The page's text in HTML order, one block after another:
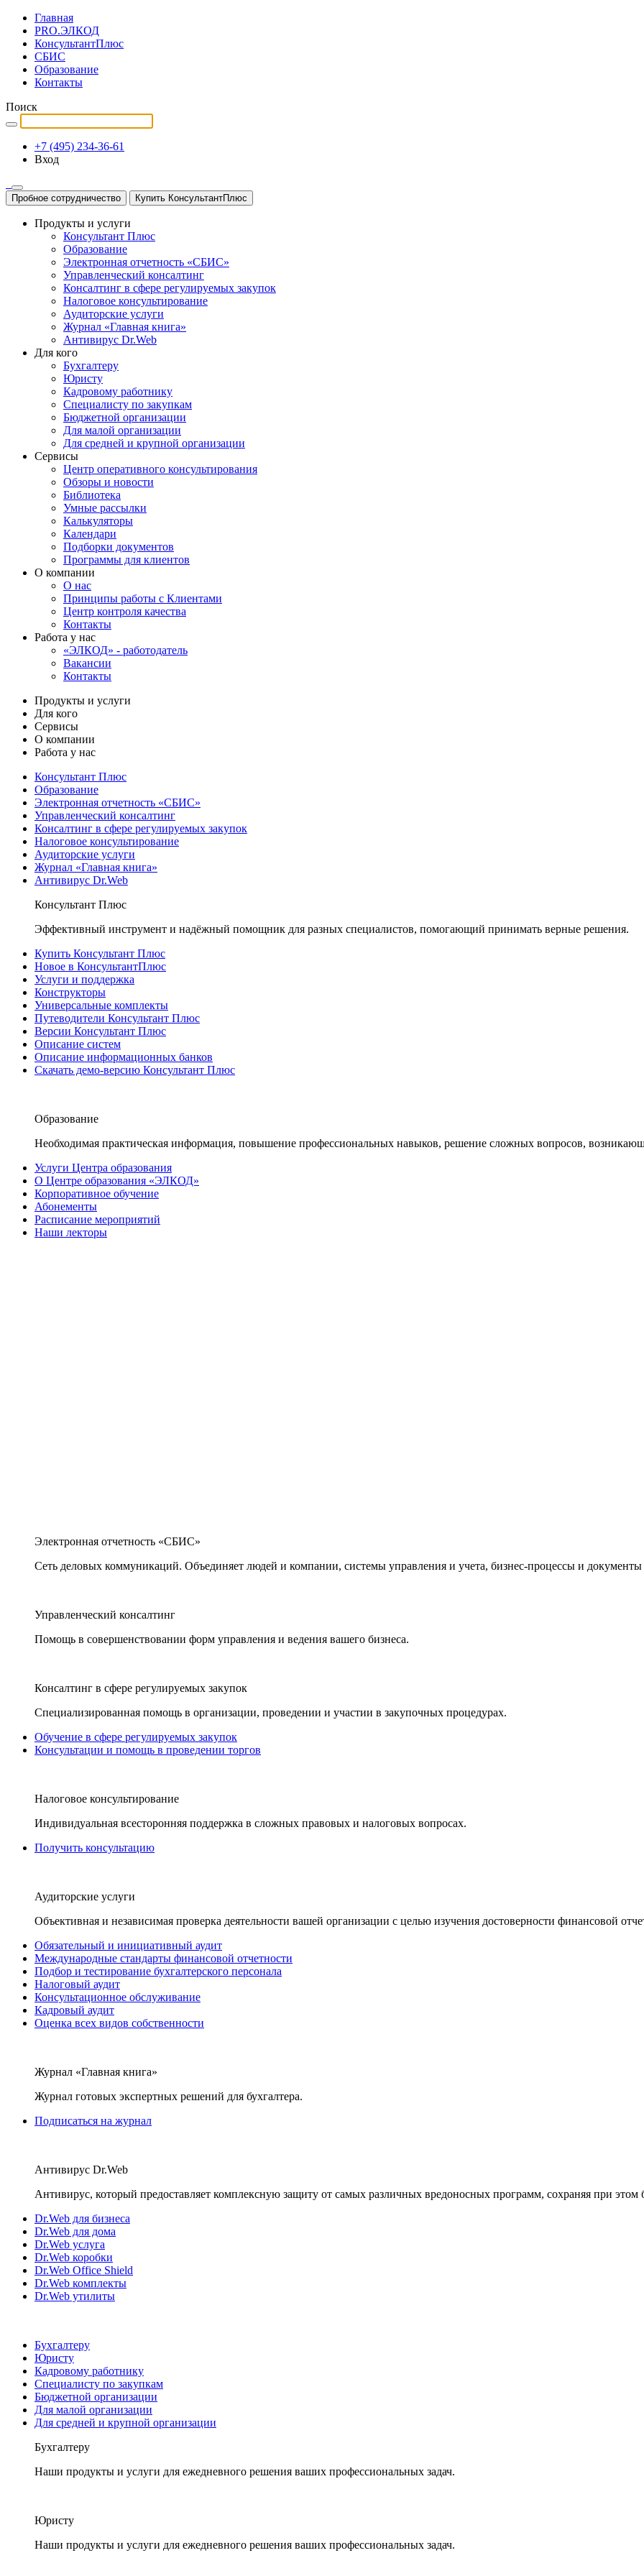
Главная
PRO.ЭЛКОД
КонсультантПлюс
СБИС
Образование
Контакты
Поиск
+7 (495) 234-36-61
Вход
Пробное сотрудничество Купить КонсультантПлюс
Продукты и услуги
Консультант Плюс
Образование
Электронная отчетность «СБИС»
Управленческий консалтинг
Консалтинг в сфере регулируемых закупок
Налоговое консультирование
Аудиторские услуги
Журнал «Главная книга»
Антивирус Dr.Web
Для кого
Бухгалтеру
Юристу
Кадровому работнику
Специалисту по закупкам
Бюджетной организации
Для малой организации
Для средней и крупной организации
Сервисы
Центр оперативного консультирования
Обзоры и новости
Библиотека
Умные рассылки
Калькуляторы
Календари
Подборки документов
Программы для клиентов
О компании
О нас
Принципы работы с Клиентами
Центр контроля качества
Контакты
Работа у нас
«ЭЛКОД» - работодатель
Вакансии
Контакты
Продукты и услуги
Для кого
Сервисы
О компании
Работа у нас
Консультант Плюс
Образование
Электронная отчетность «СБИС»
Управленческий консалтинг
Консалтинг в сфере регулируемых закупок
Налоговое консультирование
Аудиторские услуги
Журнал «Главная книга»
Антивирус Dr.Web
Консультант Плюс
Эффективный инструмент и надёжный помощник для разных специалистов, помогающий принимать верные решения.
Купить Консультант Плюс
Новое в КонсультантПлюс
Услуги и поддержка
Конструкторы
Универсальные комплекты
Путеводители Консультант Плюс
Версии Консультант Плюс
Описание систем
Описание информационных банков
Скачать демо-версию Консультант Плюс
Образование
Необходимая практическая информация, повышение профессиональных навыков, решение сложных вопросов,
Услуги Центра образования
О Центре образования «ЭЛКОД»
Корпоративное обучение
Абонементы
Расписание мероприятий
Наши лекторы
Электронная отчетность «СБИС»
Сеть деловых коммуникаций. Объединяет людей и компании, системы управления и учета, бизнес-процессы и документы
Управленческий консалтинг
Помощь в совершенствовании форм управления и ведения вашего бизнеса.
Консалтинг в сфере регулируемых закупок
Специализированная помощь в организации, проведении и участии в закупочных процедурах.
Обучение в сфере регулируемых закупок
Консультации и помощь в проведении торгов
Налоговое консультирование
Индивидуальная всесторонняя поддержка в сложных правовых и налоговых вопросах.
Получить консультацию
Аудиторские услуги
Объективная и независимая проверка деятельности вашей организации с целью изучения достоверности финансовой
Обязательный и инициативный аудит
Международные стандарты финансовой отчетности
Подбор и тестирование бухгалтерского персонала
Налоговый аудит
Консультационное обслуживание
Кадровый аудит
Оценка всех видов собственности
Журнал «Главная книга»
Журнал готовых экспертных решений для бухгалтера.
Подписаться на журнал
Антивирус Dr.Web
Антивирус, который предоставляет комплексную защиту от самых различных вредоносных программ, сохраняя при этом
Dr.Web для бизнеса
Dr.Web для дома
Dr.Web услуга
Dr.Web коробки
Dr.Web Office Shield
Dr.Web комплекты
Dr.Web утилиты
Бухгалтеру
Юристу
Кадровому работнику
Специалисту по закупкам
Бюджетной организации
Для малой организации
Для средней и крупной организации
Бухгалтеру
Наши продукты и услуги для ежедневного решения ваших профессиональных задач.
Юристу
Наши продукты и услуги для ежедневного решения ваших профессиональных задач.